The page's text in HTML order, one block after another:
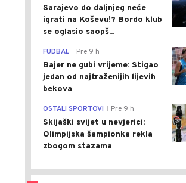
Sarajevo do daljnjeg neće
igrati na Koševu!? Bordo klub
se oglasio saopš...
FUDBAL Pre 9 h
Bajer ne gubi vrijeme: Stigao
jedan od najtraženijih lijevih
bekova
OSTALI SPORTOVI Pre 9 h
Skijaški svijet u nevjerici:
Olimpijska šampionka rekla
zbogom stazama